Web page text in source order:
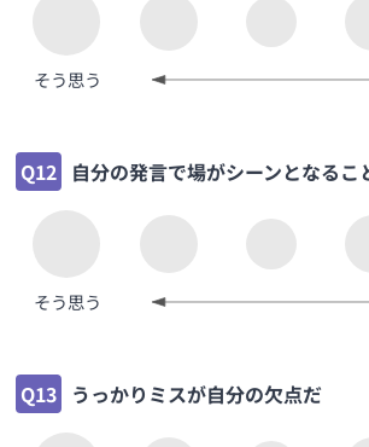
そう思う
Q12 自分の発言で場がシーンとなるこ
そう思う
Q13 うっかりミスが自分の欠点だ